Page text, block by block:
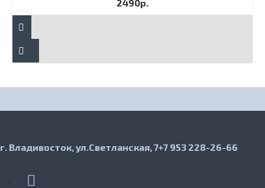
2490р.
г. Владивосток, ул.Светланская, 7+7 953 228-26-66